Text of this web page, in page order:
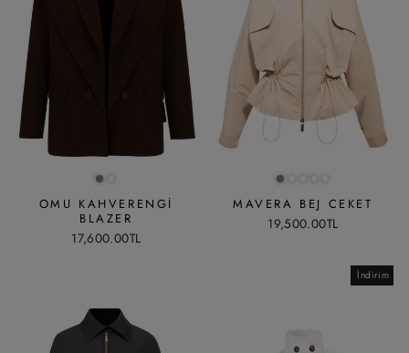
OMU KAHVERENGI
BLAZER
17,600.00TL
MAVERA BEJ CEKET
19,500.00TL
İndirim